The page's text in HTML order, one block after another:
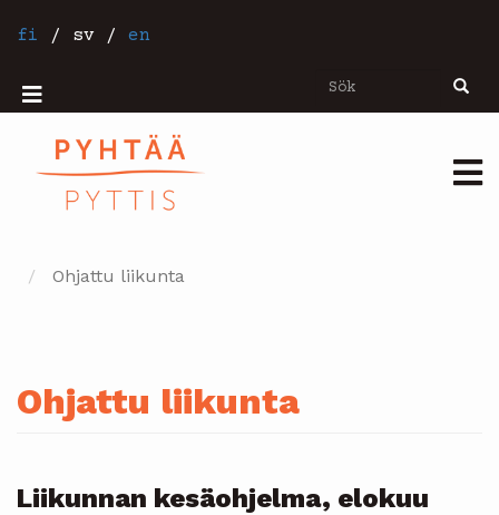
tillfi / sv / en
Sök Sök
Mobiilivalikko
Ohjattu liikunta
Ohjattu liikunta
Liikunnan kesäohjelma, elokuu